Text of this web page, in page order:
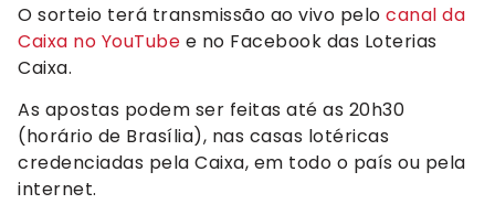
O sorteio terá transmissão ao vivo pelo canal da
Caixa no YouTube e no Facebook das Loterias
Caixa.
As apostas podem ser feitas até as 20h30
(horário de Brasília), nas casas lotéricas
credenciadas pela Caixa, em todo o país ou pela
internet.